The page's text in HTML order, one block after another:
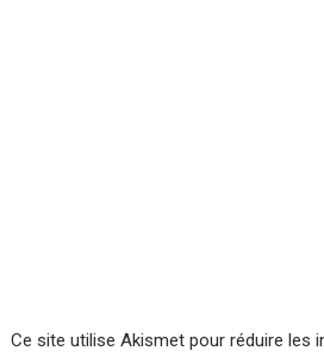
Ce site utilise Akismet pour réduire les